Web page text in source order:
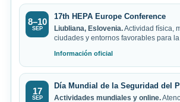
8–10
SEP
17th HEPA Europe Conference
Liubliana, Eslovenia.Actividad física,
ciudades y entornos favorables para la
Información oficial
17
SEP
Día Mundial de la Seguridad del
Actividades mundiales y online.